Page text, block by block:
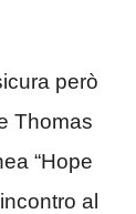
però
Thomas
“Hope
al